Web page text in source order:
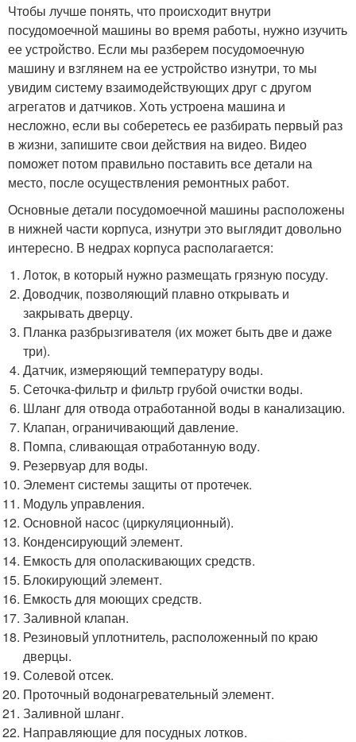
Чтобы лучше понять, что происходит внутри
посудомоечной машины во время работы, нужно изучить
ее устройство. Если мы разберем посудомоечную
машину и взглянем на ее устройство изнутри, то мы
увидим систему взаимодействующих друг с другом
агрегатов и датчиков. Хоть устроена машина и
несложно, если вы соберетесь ее разбирать первый раз
в жизни, запишите свои действия на видео. Видео
поможет потом правильно поставить все детали на
место, после осуществления ремонтных работ.
Основные детали посудомоечной машины расположены
в нижней части корпуса, изнутри это выглядит довольно
интересно. В недрах корпуса располагается:
Лоток, в который нужно размещать грязную посуду.
Доводчик, позволяющий плавно открывать и
закрывать дверцу.
Планка разбрызгивателя (их может быть две и даже
три).
Датчик, измеряющий температуру воды.
Сеточка-фильтр и фильтр грубой очистки воды.
Шланг для отвода отработанной воды в канализацию.
Клапан, ограничивающий давление.
Помпа, сливающая отработанную воду.
Резервуар для воды.
Элемент системы защиты от протечек.
Модуль управления.
Основной насос (циркуляционный).
Конденсирующий элемент.
Емкость для ополаскивающих средств.
Блокирующий элемент.
Емкость для моющих средств.
Заливной клапан.
Резиновый уплотнитель, расположенный по краю
дверцы.
Солевой отсек.
Проточный водонагревательный элемент.
Заливной шланг.
Направляющие для посудных лотков.